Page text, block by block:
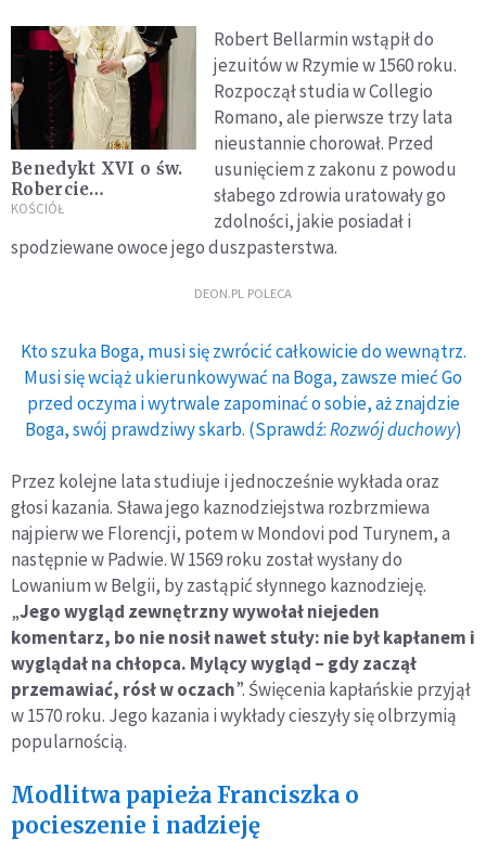
Benedykt XVI o św.
Robercie
Bellarminie
KOŚCIÓŁ
Robert Bellarmin wstąpił do
jezuitów w Rzymie w 1560 roku.
Rozpoczął studia w Collegio
Romano, ale pierwsze trzy lata
nieustannie chorował. Przed
usunięciem z zakonu z powodu
słabego zdrowia uratowały go
zdolności, jakie posiadał i
spodziewane owoce jego duszpasterstwa.
DEON.PL POLECA
Kto szuka Boga, musi się zwrócić całkowicie do wewnątrz.
Musi się wciąż ukierunkowywać na Boga, zawsze mieć Go
przed oczyma i wytrwale zapominać o sobie, aż znajdzie
Boga, swój prawdziwy skarb. (Sprawdź:Rozwój duchowy)
Przez kolejne lata studiuje i jednocześnie wykłada oraz
głosi kazania. Sława jego kaznodziejstwa rozbrzmiewa
najpierw we Florencji, potem w Mondovi pod Turynem, a
następnie w Padwie. W 1569 roku został wysłany do
Lowanium w Belgii, by zastąpić słynnego kaznodzieję.
„Jego wygląd zewnętrzny wywołał niejeden
komentarz, bo nie nosił nawet stuły: nie był kapłanem i
wyglądał na chłopca. Mylący wygląd – gdy zaczął
przemawiać, rósł w oczach”. Święcenia kapłańskie przyjął
w 1570 roku. Jego kazania i wykłady cieszyły się olbrzymią
popularnością.
Modlitwa papieża Franciszka o
pocieszenie i nadzieję